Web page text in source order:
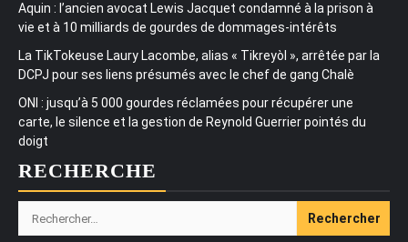
Aquin : l’ancien avocat Lewis Jacquet condamné à la prison à
vie et à 10 milliards de gourdes de dommages-intérêts
La TikTokeuse Laury Lacombe, alias « Tikreyòl », arrêtée par la
DCPJ pour ses liens présumés avec le chef de gang Chalè
ONI : jusqu’à 5 000 gourdes réclamées pour récupérer une
carte, le silence et la gestion de Reynold Guerrier pointés du
doigt
RECHERCHE
Rechercher :